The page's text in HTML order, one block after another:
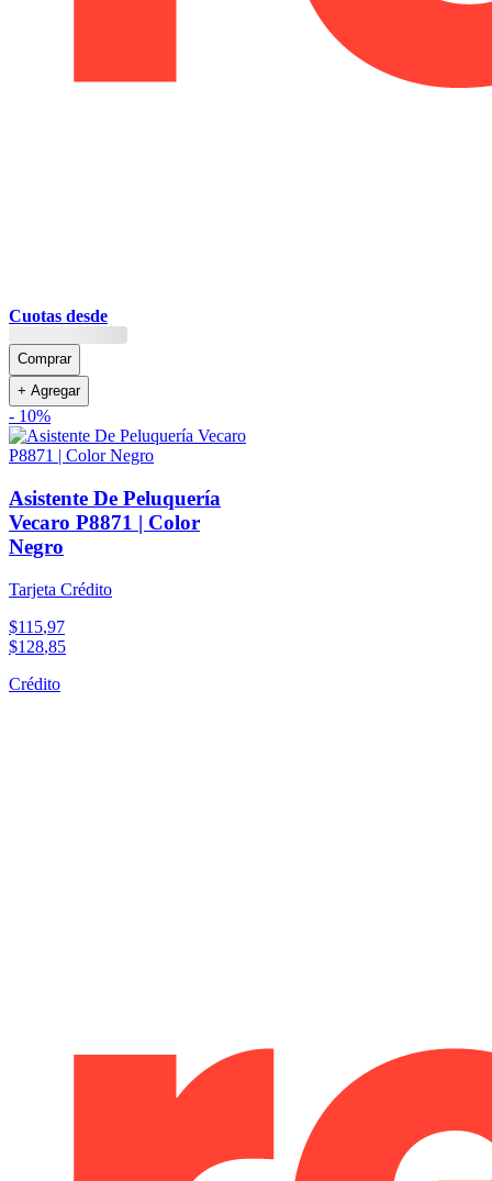
Cuotas desde
Comprar
+ Agregar
- 10%
Asistente De Peluquería
Vecaro P8871 | Color
Negro
Tarjeta Crédito
$115,97
$128,85
Crédito